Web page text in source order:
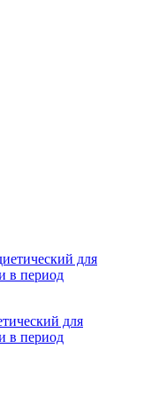
для
в период